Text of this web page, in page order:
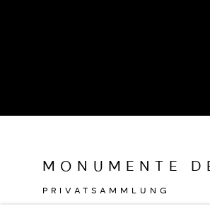
MONUMENTE
PRIVATSAMMLUNG